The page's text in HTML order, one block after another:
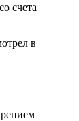
счета
в